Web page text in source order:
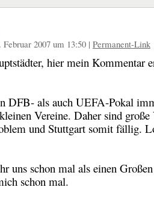
2007 um 13:50 | Permanent-Link
hier mein Kommentar
DFB- als auch UEFA-Pokal
Vereine. Daher sind große
und Stuttgart somit fällig.
uns schon mal als einen
schon mal.